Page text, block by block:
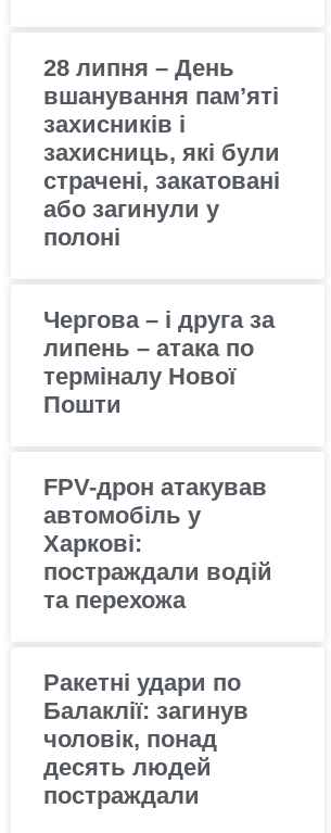
28 липня – День
вшанування пам’яті
захисників і
захисниць, які були
страчені, закатовані
або загинули у
полоні
Чергова – і друга за
липень – атака по
терміналу Нової
Пошти
FPV-дрон атакував
автомобіль у
Харкові:
постраждали водій
та перехожа
Ракетні удари по
Балаклії: загинув
чоловік, понад
десять людей
постраждали